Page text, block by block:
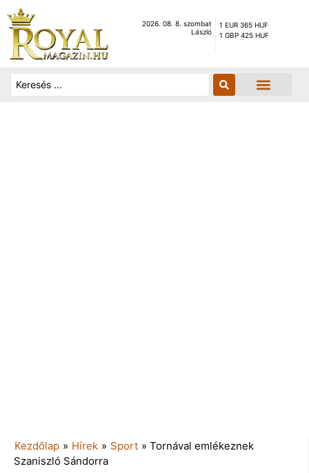
2026. 08. 8. szombat
László
1 EUR 365 HUF
1 GBP 425 HUF
Kezdőlap » Hírek » Sport » Tornával emlékeznek
Szaniszló Sándorra